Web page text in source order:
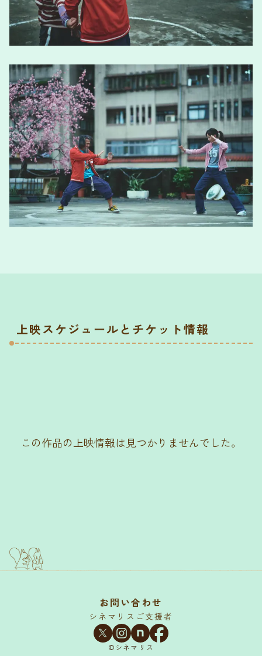
上映スケジュールとチケット情報
この作品の上映情報は見つかりませんでした。
お問い合わせ
シネマリスご支援者
©シネマリス︎